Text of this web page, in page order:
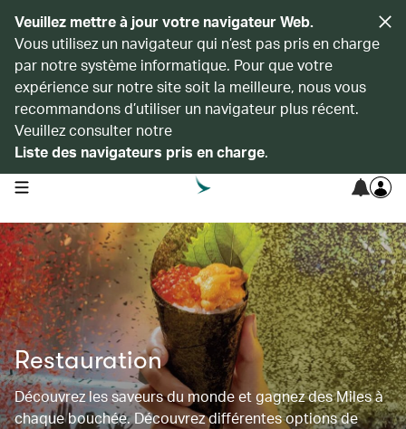
Veuillez mettre à jour votre navigateur Web.
Vous utilisez un navigateur qui n’est pas pris en charge
par notre système informatique. Pour que votre
expérience sur notre site soit la meilleure, nous vous
recommandons d’utiliser un navigateur plus récent.
Veuillez consulter notre
Liste des navigateurs pris en charge.
open navigation menu
Restauration
Découvrez les saveurs du monde et gagnez des Miles à
chaque bouchée. Découvrez différentes options de